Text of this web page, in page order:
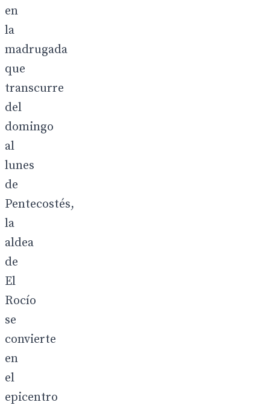
en
la
madrugada
que
transcurre
del
domingo
al
lunes
de
Pentecostés,
la
aldea
de
El
Rocío
se
convierte
en
el
epicentro